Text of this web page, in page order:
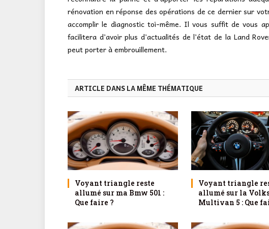
rénovation en réponse des opérations de ce dernier sur
accomplir le diagnostic toi-même. Il vous suffit de vous
facilitera d’avoir plus d’actualités de l’état de la Land
peut porter à embrouillement.
ARTICLE DANS LA MÊME THÉMATIQUE
Voyant triangle reste
allumé sur ma Bmw 501 :
Que faire ?
Voyant triangle
allumé sur la
Multivan 5 : Que